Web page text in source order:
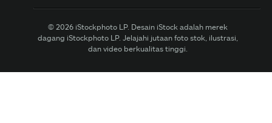
© 2026 iStockphoto LP. Desain iStock adalah merek
dagang iStockphoto LP. Jelajahi jutaan foto stok, ilustrasi,
dan video berkualitas tinggi.